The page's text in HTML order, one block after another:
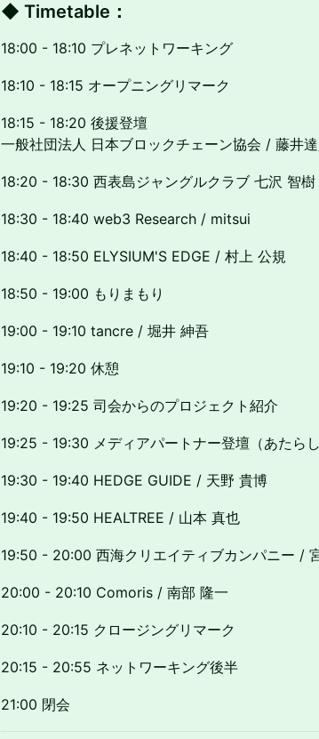
◆ Timetable ：
18:00 - 18:10 プレネットワーキング
18:10 - 18:15 オープニングリマーク
18:15 - 18:20 後援登壇
一般社団法人 日本ブロックチェーン協会 / 藤井
18:20 - 18:30 西表島ジャングルクラブ 七沢 智樹
18:30 - 18:40 web3 Research / mitsui
18:40 - 18:50 ELYSIUM'S EDGE / 村上 公規
18:50 - 19:00 もりまもり
19:00 - 19:10 tancre / 堀井 紳吾
19:10 - 19:20 休憩
19:20 - 19:25 司会からのプロジェクト紹介
19:25 - 19:30 メディアパートナー登壇（あたらし
19:30 - 19:40 HEDGE GUIDE / 天野 貴博
19:40 - 19:50 HEALTREE / 山本 真也
19:50 - 20:00 西海クリエイティブカンパニー /
20:00 - 20:10 Comoris / 南部 隆一
20:10 - 20:15 クロージングリマーク
20:15 - 20:55 ネットワーキング後半
21:00 閉会